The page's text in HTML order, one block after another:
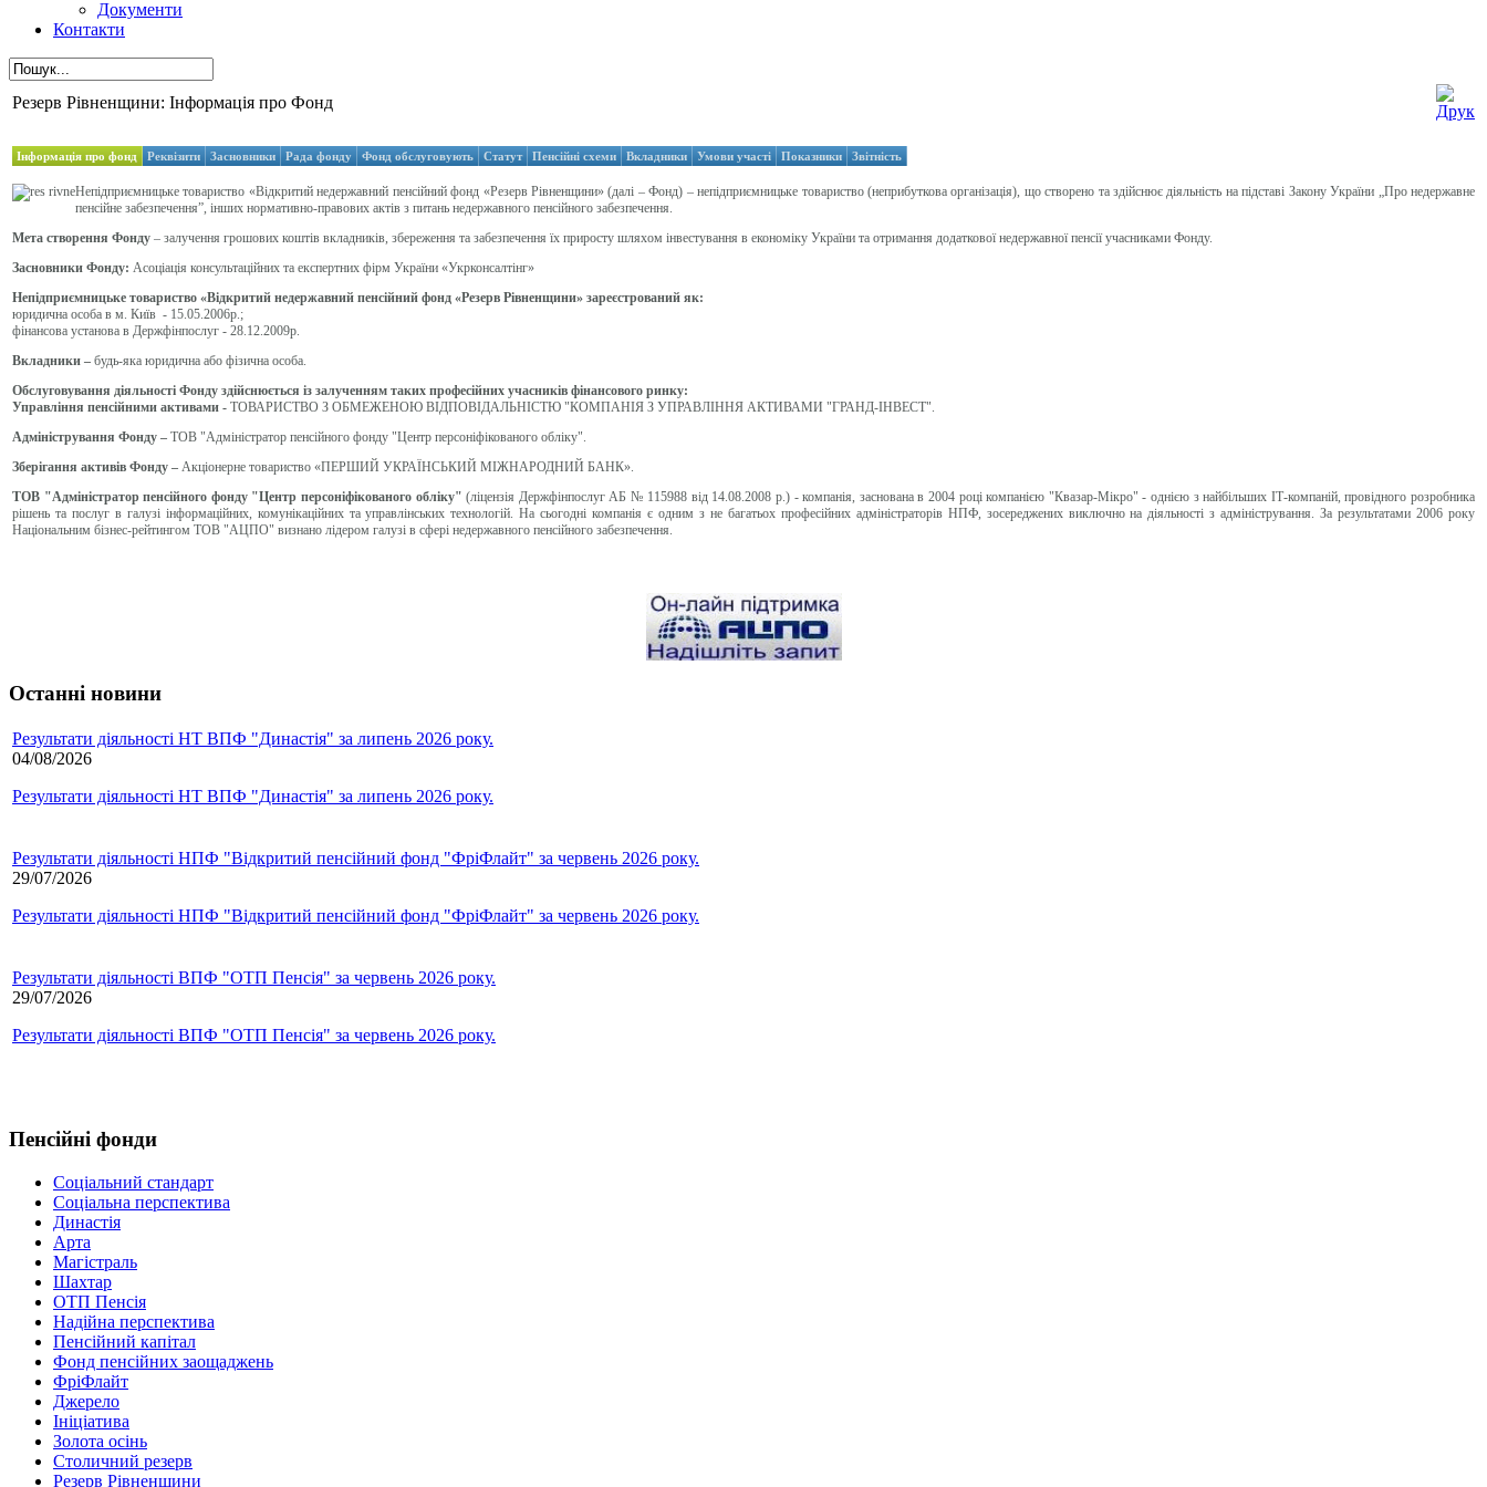
Документи
Контакти
Резерв Рівненщини: Інформація про Фонд
Інформація про фонд Реквізити Засновники Рада фонду Фонд обслуговують Статут Пенсійні схеми Вкладники Умови участі Показники Звітність
Непідприємницьке товариство «Відкритий недержавний пенсійний фонд «Резерв Рівненщини» (далі – Фонд) – непідприємницьке товариство (неприбуткова організація), що створено та здійснює діяльність на підставі Закону України „Про недержавне
пенсійне забезпечення”, інших нормативно-правових актів з питань недержавного пенсійного забезпечення.
Мета створення Фонду – залучення грошових коштів вкладників, збереження та забезпечення їх приросту шляхом інвестування в економіку України та отримання додаткової недержавної пенсії учасниками Фонду.
Засновники Фонду: Асоціація консультаційних та експертних фірм України «Укрконсалтінг»
Непідприємницьке товариство «Відкритий недержавний пенсійний фонд «Резерв Рівненщини» зареєстрований як:
юридична особа в м. Київ - 15.05.2006р.;
фінансова установа в Держфінпослуг - 28.12.2009р.
Вкладники – будь-яка юридична або фізична особа.
Обслуговування діяльності Фонду здійснюється із залученням таких професійних учасників фінансового ринку:
Управління пенсійними активами - ТОВАРИСТВО З ОБМЕЖЕНОЮ ВІДПОВІДАЛЬНІСТЮ "КОМПАНІЯ З УПРАВЛІННЯ АКТИВАМИ "ГРАНД-ІНВЕСТ".
Адміністрування Фонду – ТОВ "Адміністратор пенсійного фонду "Центр персоніфікованого обліку".
Зберігання активів Фонду – Акціонерне товариство «ПЕРШИЙ УКРАЇНСЬКИЙ МІЖНАРОДНИЙ БАНК».
ТОВ "Адміністратор пенсійного фонду "Центр персоніфікованого обліку"(ліцензія Держфінпослуг АБ № 115988 від 14.08.2008 р.) - компанія, заснована в 2004 році компанією "Квазар-Мікро" - однією з найбільших ІТ-компаній, провідного розробника
рішень та послуг в галузі інформаційних, комунікаційних та управлінських технологій. На сьогодні компанія є одним з не багатьох професійних адміністраторів НПФ, зосереджених виключно на діяльності з адміністрування. За результатами 2006 року
Національним бізнес-рейтингом ТОВ "АЦПО" визнано лідером галузі в сфері недержавного пенсійного забезпечення.
Останні новини
Результати діяльності НТ ВПФ "Династія" за липень 2026 року.
04/08/2026
Результати діяльності НТ ВПФ "Династія" за липень 2026 року.
Результати діяльності НПФ "Відкритий пенсійний фонд "ФріФлайт" за червень 2026 року.
29/07/2026
Результати діяльності НПФ "Відкритий пенсійний фонд "ФріФлайт" за червень 2026 року.
Результати діяльності ВПФ "ОТП Пенсія" за червень 2026 року.
29/07/2026
Результати діяльності ВПФ "ОТП Пенсія" за червень 2026 року.
Пенсійні фонди
Соціальний стандарт
Соціальна перспектива
Династія
Арта
Магістраль
Шахтар
ОТП Пенсія
Надійна перспектива
Пенсійний капітал
Фонд пенсійних заощаджень
ФріФлайт
Джерело
Ініціатива
Золота осінь
Столичний резерв
Резерв Рівненщини